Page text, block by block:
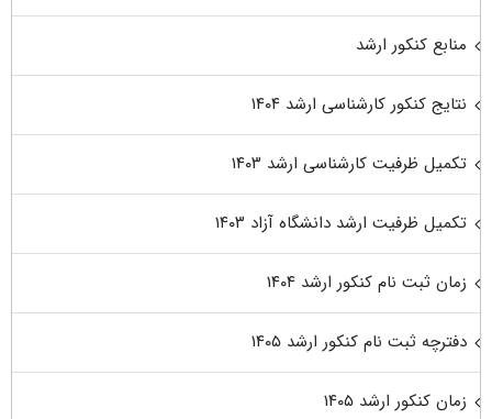
منابع کنکور ارشد
نتایج کنکور کارشناسی ارشد ۱۴۰۴
تکمیل ظرفیت کارشناسی ارشد ۱۴۰۳
تکمیل ظرفیت ارشد دانشگاه آزاد ۱۴۰۳
زمان ثبت نام کنکور ارشد ۱۴۰۴
دفترچه ثبت نام کنکور ارشد ۱۴۰۵
زمان کنکور ارشد ۱۴۰۵